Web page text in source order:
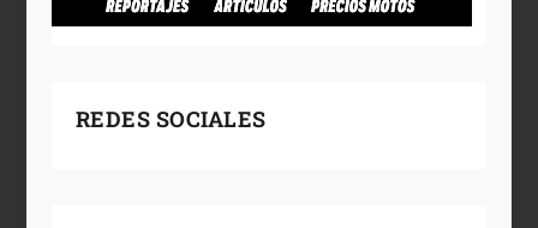
REDES SOCIALES